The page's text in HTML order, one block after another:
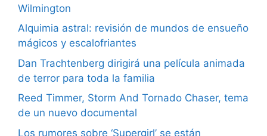
Wilmington
Alquimia astral: revisión de mundos de ensueño
mágicos y escalofriantes
Dan Trachtenberg dirigirá una película animada
de terror para toda la familia
Reed Timmer, Storm And Tornado Chaser, tema
de un nuevo documental
Los rumores sobre ‘Supergirl’ se están